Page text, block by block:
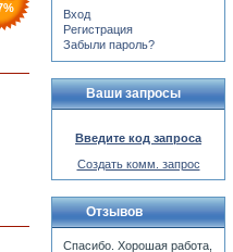
%
Вход
Регистрация
Забыли пароль?
Ваши запросы
Введите код запроса
Создать комм. запрос
Отзывов
Спасибо. Хорошая работа,